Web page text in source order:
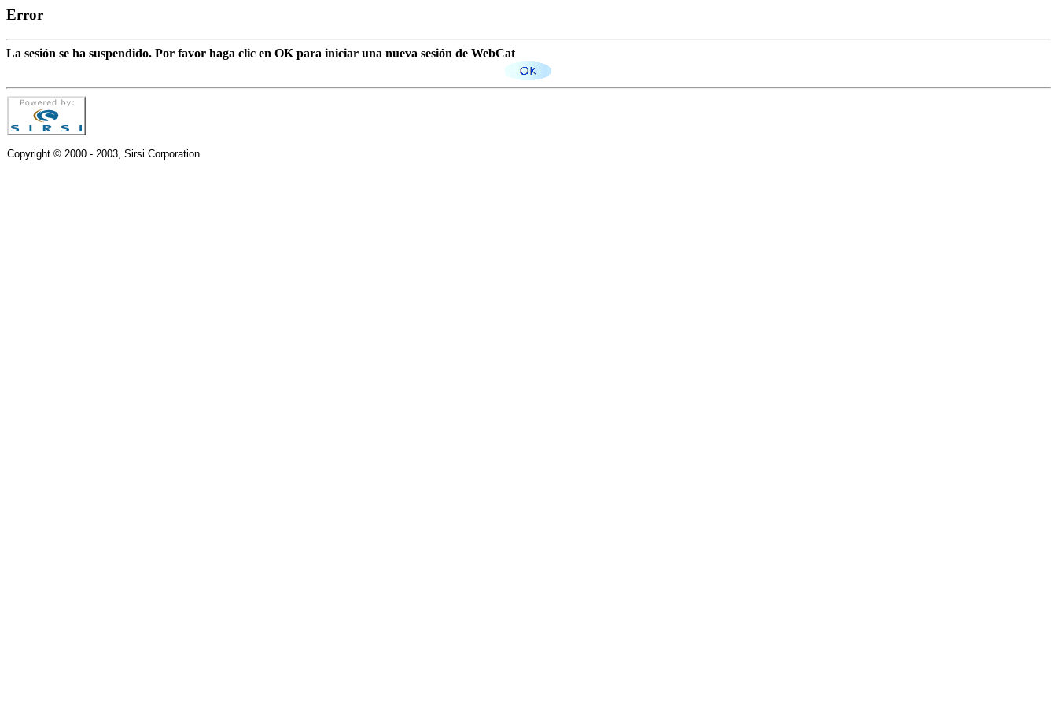
Error
La sesión se ha suspendido. Por favor haga clic en OK para iniciar una nueva sesión de WebCat
Copyright © 2000 - 2003, Sirsi Corporation